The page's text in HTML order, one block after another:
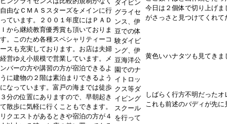
自由なＣＭＡＳスターズをメインに行
っています。２００１年度にはＰＡＤ
Ｉから継続教育優秀賞も頂いておりま
す。このため各種スペシャリティーコ
ースも充実しております。お店は夫婦
経営ゆえ小規模で営業しています。メ
ンバーの方や講習の方が宿泊できるよ
うに建物の２階は素泊まりできるよう
になっています。富戸の海までは徒歩
３分の位置にありますので、早朝起き
て散歩に気軽に行くこともできます。
リクエストがあるときや宿泊の方が４
今日は２個体で切り上げ
がさっさと見つけてくれて
黄色いハナタツも見てきま
しばらく行方不明だった
これも前述のバディが先
ダイビン
グライセ
ンス、伊
豆での体
験ダイビ
ング、伊
豆海洋公
園でのナ
イトロッ
クス等ダ
イビング
スクール
を行って